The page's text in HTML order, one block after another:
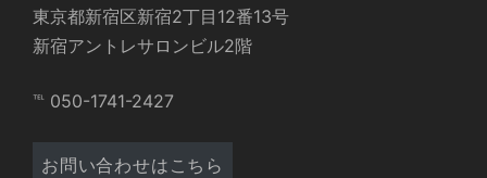
東京都新宿区新宿2丁目12番13号
新宿アントレサロンビル2階
℡ 050-1741-2427
お問い合わせはこちら